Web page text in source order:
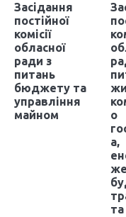
Засідання
постійної
комісії
обласної
ради з
питань
бюджету та
управління
майном
о
а,
та